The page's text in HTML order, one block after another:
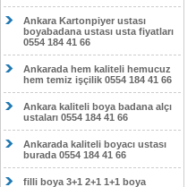
Ankara Kartonpiyer ustası
boyabadana ustası usta fiyatları
0554 184 41 66
Ankarada hem kaliteli hemucuz
hem temiz işçilik 0554 184 41 66
Ankara kaliteli boya badana alçı
ustaları 0554 184 41 66
Ankarada kaliteli boyacı ustası
burada 0554 184 41 66
filli boya 3+1 2+1 1+1 boya